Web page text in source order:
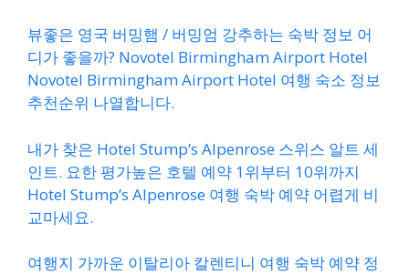
뷰좋은 영국 버밍햄 / 버밍엄 강추하는 숙박 정보 어
디가 좋을까? Novotel Birmingham Airport Hotel
Novotel Birmingham Airport Hotel 여행 숙소 정보
추천순위 나열합니다.
내가 찾은 Hotel Stump’s Alpenrose 스위스 알트 세
인트. 요한 평가높은 호텔 예약 1위부터 10위까지
Hotel Stump’s Alpenrose 여행 숙박 예약 어렵게 비
교마세요.
여행지 가까운 이탈리아 칼렌티니 여행 숙박 예약 정